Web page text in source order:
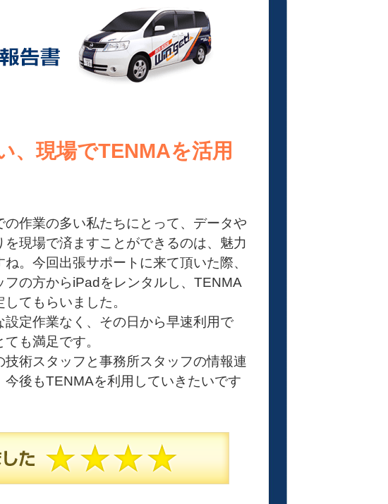
、現場でTENMAを活用
の作業の多い私たちにとって、データや
を現場で済ますことができるのは、魅力
ね。今回出張サポートに来て頂いた際、
フの方からiPadをレンタルし、TENMA
してもらいました。
設定作業なく、その日から早速利用で
ても満足です。
技術スタッフと事務所スタッフの情報連
今後もTENMAを利用していきたいです